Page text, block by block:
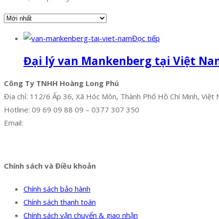
Đọc tiếp
Đại lý van Mankenberg tại Việt
Công Ty TNHH Hoàng Long Phú
Địa chỉ: 112/6 Ấp 36, Xã Hóc Môn, Thành Phố Hồ Chí Minh, Việt
Hotline: 09 69 09 88 09 – 0377 307 350
Email:
Chính sách và Điều khoản
Chính sách bảo hành
Chính sách thanh toán
Chính sách vận chuyển & giao nhận